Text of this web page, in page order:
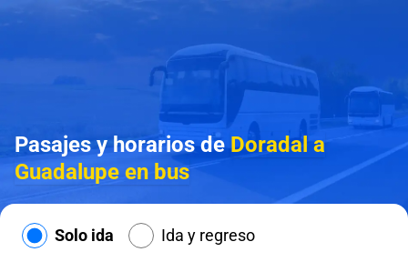
Pasajes y horarios deDoradal a
Guadalupe en bus
Solo ida Ida y regreso